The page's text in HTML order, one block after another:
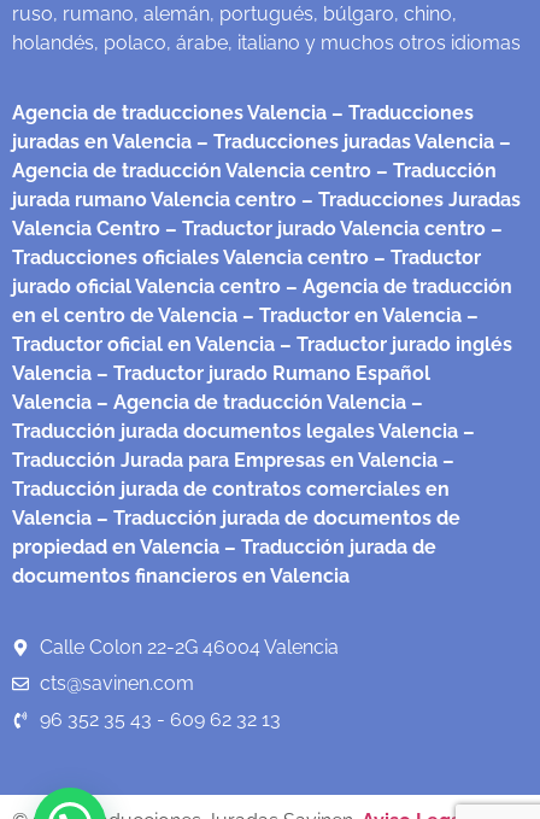
ruso, rumano, alemán, portugués, búlgaro, chino,
holandés, polaco, árabe, italiano y muchos otros idiomas
Agencia de traducciones Valencia – Traducciones
juradas en Valencia – Traducciones juradas Valencia –
Agencia de traducción Valencia centro – Traducción
jurada rumano Valencia centro – Traducciones Juradas
Valencia Centro – Traductor jurado Valencia centro –
Traducciones oficiales Valencia centro – Traductor
jurado oficial Valencia centro – Agencia de traducción
en el centro de Valencia – Traductor en Valencia –
Traductor oficial en Valencia – Traductor jurado inglés
Valencia – Traductor jurado Rumano Español
Valencia – Agencia de traducción Valencia –
Traducción jurada documentos legales Valencia –
Traducción Jurada para Empresas en Valencia –
Traducción jurada de contratos comerciales en
Valencia – Traducción jurada de documentos de
propiedad en Valencia – Traducción jurada de
documentos financieros en Valencia
Calle Colon 22-2G 46004 Valencia
cts@savinen.com
96 352 35 43 - 609 62 32 13